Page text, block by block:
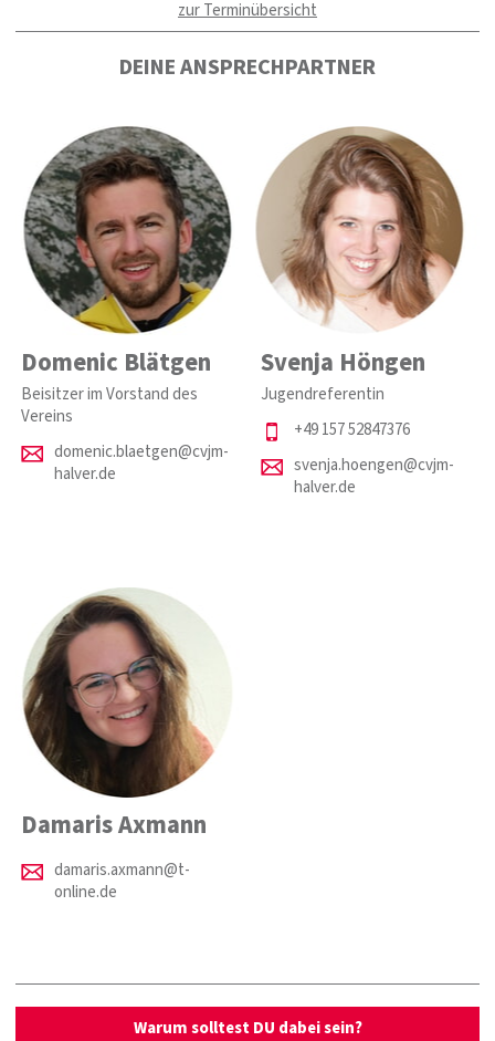
zur Terminübersicht
DEINE ANSPRECHPARTNER
Domenic Blätgen
Beisitzer im Vorstand des
Vereins
domenic.blaetgen@cvjm-
halver.de
Damaris Axmann
damaris.axmann@t-
online.de
Svenja Höngen
Jugendreferentin
+49 157 52847376
svenja.hoengen@cvjm-
halver.de
Warum solltest DU dabei sein?